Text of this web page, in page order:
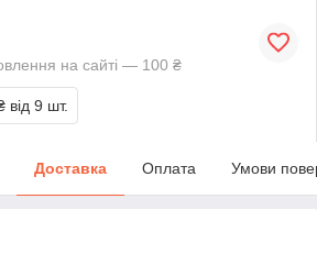
на сайті — 100 ₴
від 9 шт.
Доставка Оплата Умови